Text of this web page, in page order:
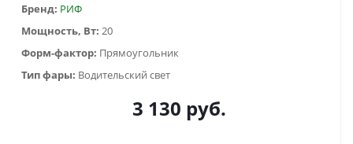
Бренд: РИФ
Мощность, Вт: 20
Форм-фактор: Прямоугольник
Тип фары: Водительский свет
3 130 руб.